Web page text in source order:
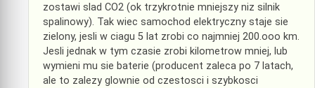
zostawi slad CO2 (ok trzykrotnie mniejszy niz silnik
spalinowy). Tak wiec samochod elektryczny staje sie
zielony, jesli w ciagu 5 lat zrobi co najmniej 200.ooo km.
Jesli jednak w tym czasie zrobi kilometrow mniej, lub
wymieni mu sie baterie (producent zaleca po 7 latach,
ale to zalezy glownie od czestosci i szybkosci